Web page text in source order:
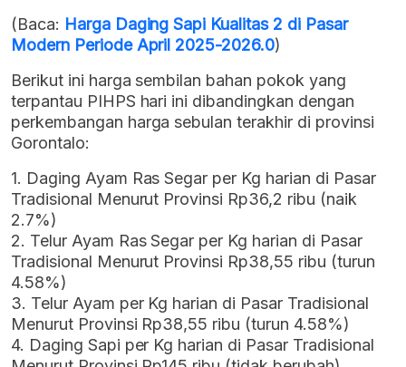
(Baca: Harga Daging Sapi Kualitas 2 di Pasar
Modern Periode April 2025-2026.0)
Berikut ini harga sembilan bahan pokok yang
terpantau PIHPS hari ini dibandingkan dengan
perkembangan harga sebulan terakhir di provinsi
Gorontalo:
1. Daging Ayam Ras Segar per Kg harian di Pasar
Tradisional Menurut Provinsi Rp36,2 ribu (naik
2.7%)
2. Telur Ayam Ras Segar per Kg harian di Pasar
Tradisional Menurut Provinsi Rp38,55 ribu (turun
4.58%)
3. Telur Ayam per Kg harian di Pasar Tradisional
Menurut Provinsi Rp38,55 ribu (turun 4.58%)
4. Daging Sapi per Kg harian di Pasar Tradisional